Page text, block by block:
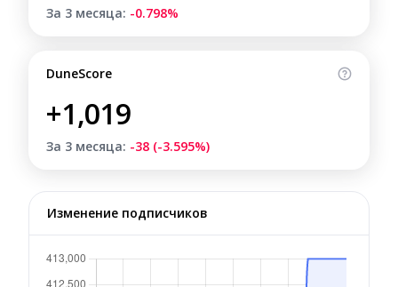
За 3 месяца: -0.798%
DuneScore
+1,019
За 3 месяца: -38 (-3.595%)
Изменение подписчиков